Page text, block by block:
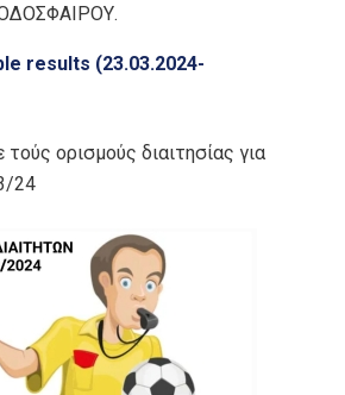
results (23.03.2024-
ορισμούς διαιτησίας για
24